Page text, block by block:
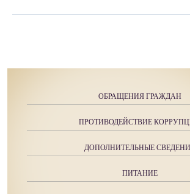
ОБРАЩЕНИЯ ГРАЖДАН
ПРОТИВОДЕЙСТВИЕ
ДОПОЛНИТЕЛЬНЫЕ
ПИТАНИЕ